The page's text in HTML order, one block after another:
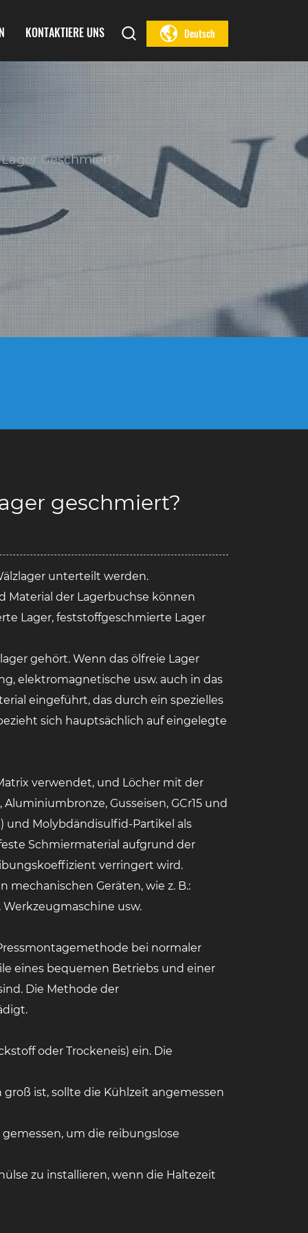
KONTAKTIERE UNS Deutsch
Geschmiert?
geschmiert?
unterteilt werden.
Material der Lagerbuchse können
Lager, feststoffgeschmierte Lager
gehört. Wenn das ölfreie Lager
elektromagnetische usw. auch in das
eingeführt, das durch ein spezielles
sich hauptsächlich auf eingelegte
verwendet, und Löcher mit der
Gusseisen, GCr15 und
und Molybdändisulfid-Partikel als
Schmiermaterial aufgrund der
verringert wird.
Geräten, wie z. B.:
usw.
bei normaler
eines bequemen Betriebs und einer
Die Methode der
oder Trockeneis) ein. Die
ist, sollte die Kühlzeit angemessen
um die reibungslose
zu installieren, wenn die Haltezeit